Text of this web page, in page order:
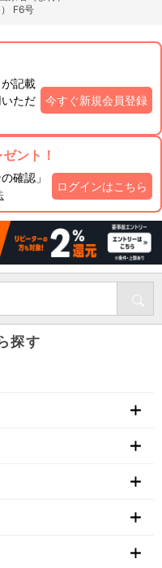
F6号
記載
ただ
今すぐ新規会員登録
ント！
確認」
ログインはこちら
探す